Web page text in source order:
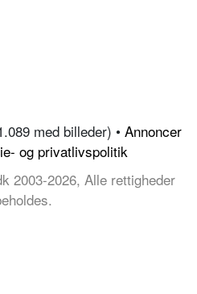
med billeder) • Annoncer
og privatlivspolitik
2003-2026, Alle rettigheder